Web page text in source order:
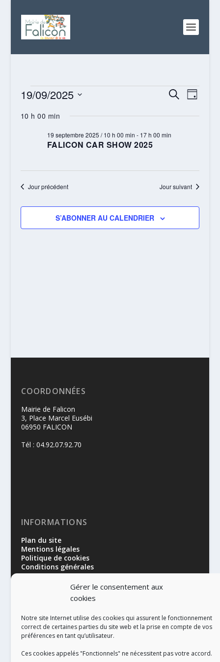
Gérer le consentement aux
cookies
Notre site Internet utilise des cookies qui assurent le fonctionnement
correct de certaines parties du site web et la prise en compte de vos
préférences en tant qu’utilisateur.
Ces cookies appelés "Fonctionnels" ne nécessitent pas votre accord.
ÉVÈNEMENTS
FOR
19
2025
DE
RECHERCHE
VUES
JOUR
19/09/2025
une
10 h 00 min
FALICON CAR SHOW 2025
19 septembre 2025 / 10 h 00 min - 17 h 00 min
Jour précédent Jour suivant
S’ABONNER AU CALENDRIER
COORDONNÉES
Mairie de Falicon
3, Place Marcel Eusébi
06950 FALICON
Tél : 04.92.07.92.70
INFORMATIONS
Plan du site
Mentions légales
Politique de cookies
Conditions générales